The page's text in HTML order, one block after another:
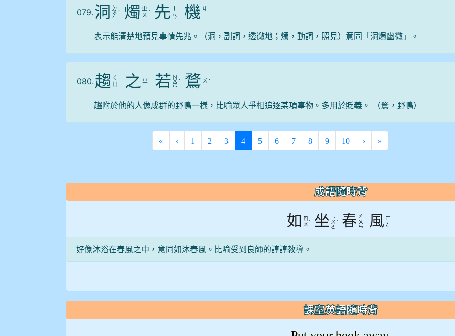
079. 洞 ㄉ
ㄨ
ㄥ
ˋ 燭 ㄓ
ㄨ ˊ 先 ㄒ
ㄧ
ㄢ 機 ㄐ
ㄧ
表示能清楚地預見事情先兆。（洞，副詞，透徹地；燭，動詞，照見）意同「洞燭幽微」。
080. 趨 ㄑ
之 ㄓ 若 ㄖ
ㄨ
ㄛ
ˋ 鶩 ㄨ ˋ
趨附於他的人像成群的野鴨一樣，比喻眾人爭相追逐某項事物。多用於貶義。 （鶩，野鴨）
« ‹ 1 2 3 4(current)
5 6 7 8 9 10 › »
::: 成語隨時背
如
ㄖ
ㄨ ˊ 坐 ㄗ
ㄨ
ㄛ
ˋ 春 ㄔ
ㄨ
ㄣ
風 ㄈ
ㄥ
好像沐浴在春風之中，意同如沐春風。比喻受到良師的諄諄教導。
課室英語隨時背